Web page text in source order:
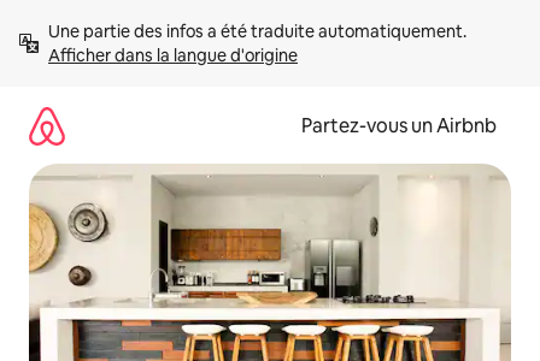
directement
Afficher dans la langue d'origine
Partez-vous un Airbnb